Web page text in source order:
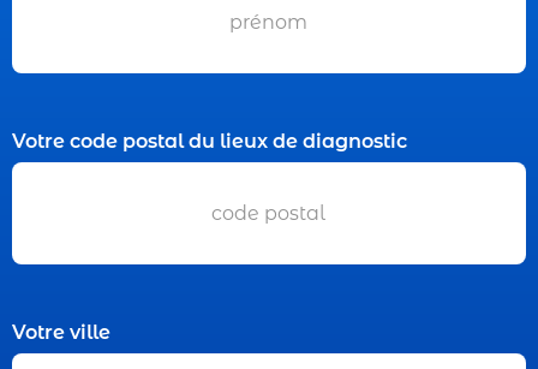
Votre code postal du lieux de diagnostic
Votre ville